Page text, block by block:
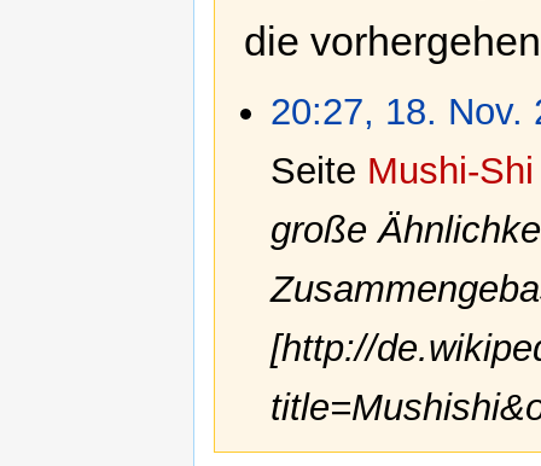
die
20:27, 18. Nov.
Seite Mushi-Shi
große
[http://